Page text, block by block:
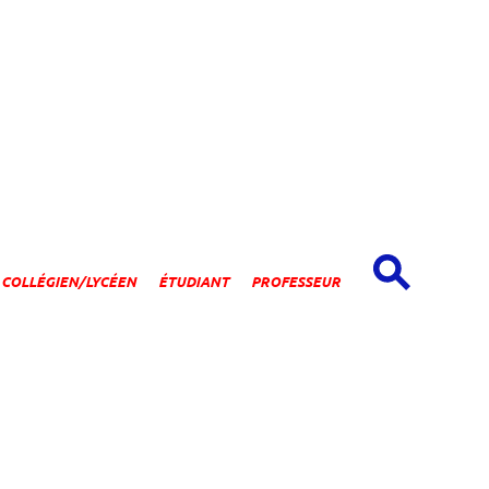
COLLÉGIEN/LYCÉEN ÉTUDIANT PROFESSEUR